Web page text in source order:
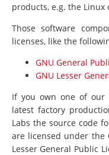
products, e.g. the
Those software
licenses, like the
GNU General
GNU Lesser
If you own one of our
latest factory
Labs the source code
are licensed under the
Lesser General Public